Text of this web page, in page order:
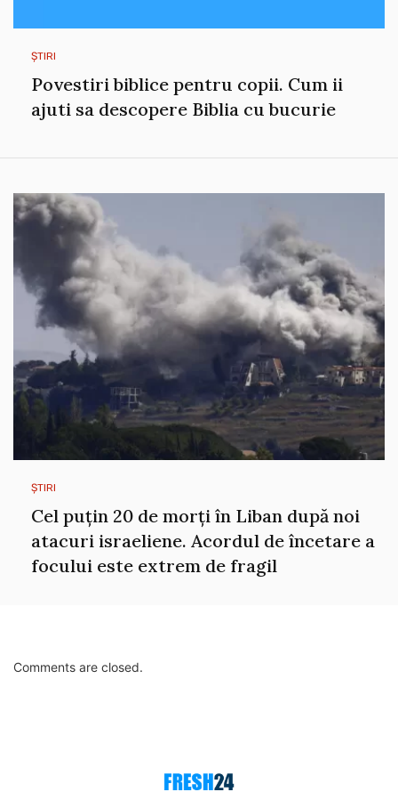
ȘTIRI
Povestiri biblice pentru copii. Cum ii
ajuti sa descopere Biblia cu bucurie
ȘTIRI
Cel puțin 20 de morți în Liban după noi
atacuri israeliene. Acordul de încetare a
focului este extrem de fragil
Comments are closed.